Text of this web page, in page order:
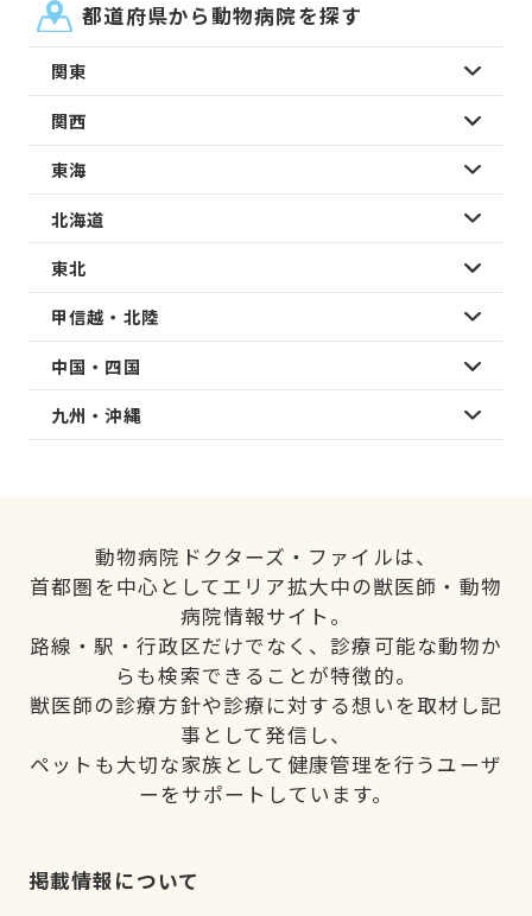
都道府県から動物病院を探す
関東
関西
東海
北海道
東北
甲信越・北陸
中国・四国
九州・沖縄
動物病院ドクターズ・ファイルは、
首都圏を中心としてエリア拡大中の獣医師・動物
病院情報サイト。
路線・駅・行政区だけでなく、診療可能な動物か
らも検索できることが特徴的。
獣医師の診療方針や診療に対する想いを取材し記
事として発信し、
ペットも大切な家族として健康管理を行うユーザ
ーをサポートしています。
掲載情報について